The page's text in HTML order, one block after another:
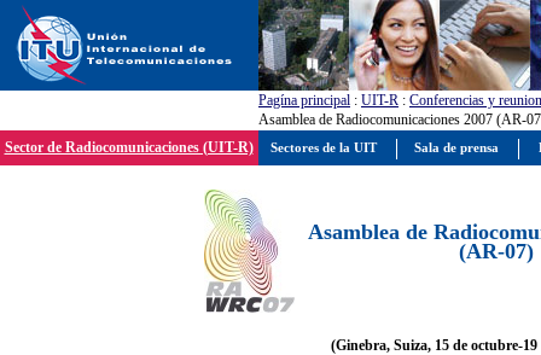
Pagína principal : UIT-R : Conferencias y
Asamblea de Radiocomunicaciones 2007 (AR-
Sector de Radiocomunicaciones (UIT-R)
Asamblea de
(AR-07)
(Ginebra, Suiza, 15 de octubre-19
Sectores de la UIT Sala de prensa